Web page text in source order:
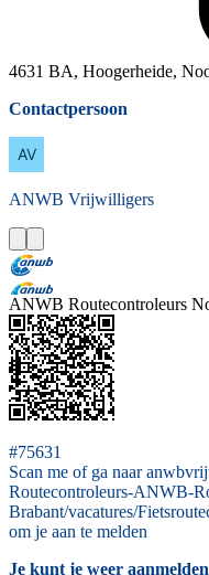
4631 BA, Hoogerheide,
Contactpersoon
ANWB Vrijwilligers
ANWB Routecontroleurs
#75631
Scan me of ga naar
Routecontroleurs-ANWB-
Brabant/vacatures/
om je aan te melden
Je kunt je weer